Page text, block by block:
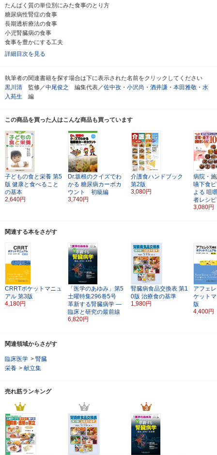
たんぱく質の単位別にみた食事のとり方
糖尿病性腎症の食事
長期透析療法の食事
小児腎臓病の食事
食事を豊かにする工夫
詳細目次を見る
執筆者の関連書籍を探す場合は下に表示された名前をクリックしてください
黒川清 監修／中尾俊之 編集代表／佐中孜 ・ 小沢尚 ・ 酒井謙 ・ 本田雅敬 ・ 水
入苑生 編
この商品を買った人はこんな商品も買っています
子どもの食と栄養 第5
版 健康と食べること
の基本
2,640円
Dr.坂根のクイズでわ
かる 糖尿病カーボカ
ウント 初級編
3,740円
介護食ハンドブック
第2版
3,080円
病院・
嚥下食
よる 咀
者レシ
3,080円
関連する本をさがす
CRRTポケットマニュ
アル 第3版
4,180円
「医学のあゆみ」第5
土曜特集296巻5号
革新する腎臓病学 ―
臨床と研究の最前線
6,820円
腎臓病食品交換表 第1
0版 治療食の基準
1,980円
アフェ
ケット
版
4,400円
関連領域からさがす
臨床医学 > 腎臓
栄養 > 献立集
売れ筋ランキング